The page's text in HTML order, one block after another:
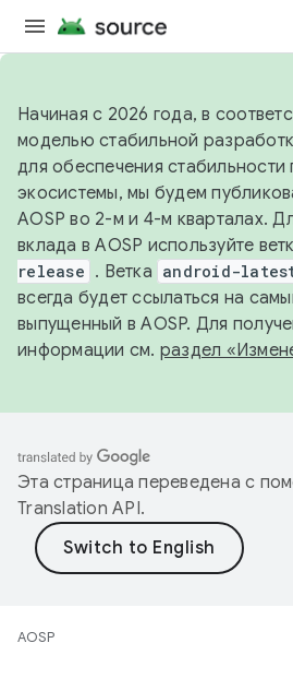
Начиная с 2026 года, в
моделью стабильной
для обеспечения
экосистемы, мы будем
AOSP во 2-м и 4-м кварталах.
вклада в AOSP используйте
release . Ветка android-
всегда будет ссылаться на
выпущенный в AOSP. Для
информации см. раздел
Эта страница переведена с
Translation API.
AOSP